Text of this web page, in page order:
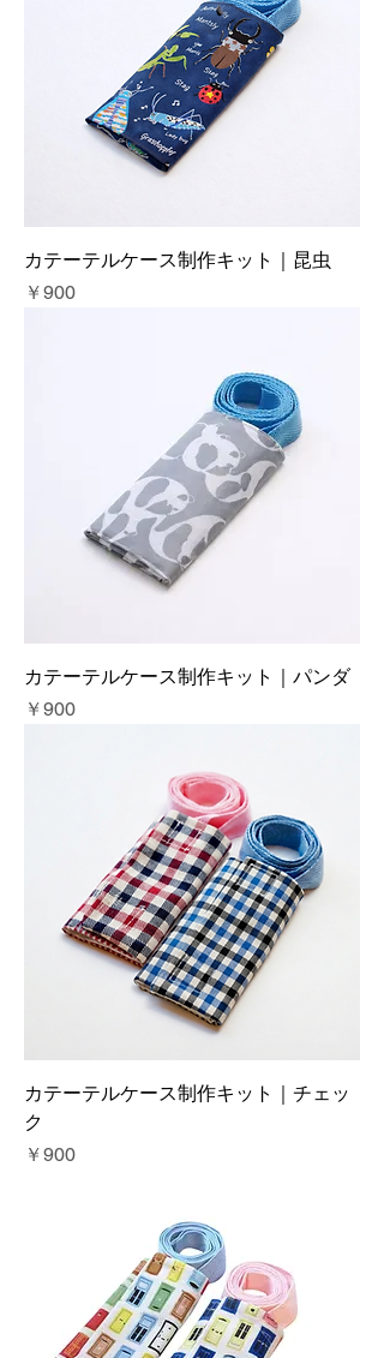
カテーテルケース制作キット｜昆虫
価格
￥900
カテーテルケース制作キット｜パンダ
価格
￥900
カテーテルケース制作キット｜チェッ
ク
価格
￥900